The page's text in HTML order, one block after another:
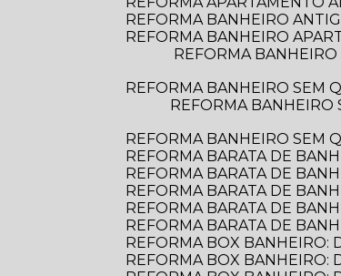
REFORMA BANHEIRO
REFORMA BANHEIRO
REFORMA BANHEIRO APARTAMENTO: DICAS ESSENCIAIS PARA TRANSFORMAR SEU ESPAÇO COM ESTILO E
REFORMA BANHEIRO SEM
REFORMA BANHEIRO SEM QUEBRAR: DESCUBRA COMO TRANSFORMAR SEU ESPAÇO DE FORMA PRÁTICA E
REFORMA BANHEIRO SEM
REFORMA BARATA DE
REFORMA BARATA DE
REFORMA BARATA DE
REFORMA BARATA DE
REFORMA BARATA DE
REFORMA BOX BANHEIRO:
REFORMA BOX BANHEIRO: